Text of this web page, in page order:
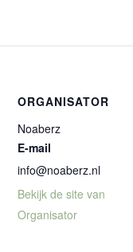
ORGANISATOR
Noaberz
E-mail
info@noaberz.nl
Bekijk de site van
Organisator